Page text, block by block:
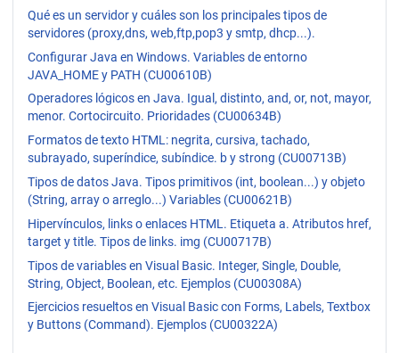
Qué es un servidor y cuáles son los principales tipos de
servidores (proxy,dns, web,ftp,pop3 y smtp, dhcp...).
Configurar Java en Windows. Variables de entorno
JAVA_HOME y PATH (CU00610B)
Operadores lógicos en Java. Igual, distinto, and, or, not, mayor,
menor. Cortocircuito. Prioridades (CU00634B)
Formatos de texto HTML: negrita, cursiva, tachado,
subrayado, superíndice, subíndice. b y strong (CU00713B)
Tipos de datos Java. Tipos primitivos (int, boolean...) y objeto
(String, array o arreglo...) Variables (CU00621B)
Hipervínculos, links o enlaces HTML. Etiqueta a. Atributos href,
target y title. Tipos de links. img (CU00717B)
Tipos de variables en Visual Basic. Integer, Single, Double,
String, Object, Boolean, etc. Ejemplos (CU00308A)
Ejercicios resueltos en Visual Basic con Forms, Labels, Textbox
y Buttons (Command). Ejemplos (CU00322A)